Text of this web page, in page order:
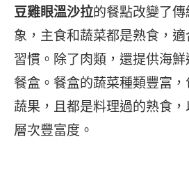
豆雞眼溫沙拉的餐點改變了
象，主食和蔬菜都是熟食，
習慣。除了肉類，還提供海
餐盒。餐盒的蔬菜種類豐富，
蔬果，且都是料理過的熟食
層次豐富度。